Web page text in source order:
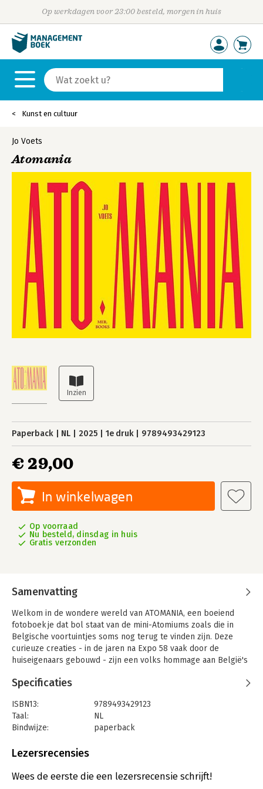
Op werkdagen voor 23:00 besteld, morgen in huis
Kunst en cultuur
Jo Voets
Atomania
Paperback NL 2025 1e druk 9789493429123
€ 29,00
In winkelwagen
Op voorraad
Nu besteld, dinsdag in huis
Gratis verzonden
Samenvatting
Welkom in de wondere wereld van ATOMANIA, een boeiend
fotoboekje dat bol staat van de mini-Atomiums zoals die in
Belgische voortuintjes soms nog terug te vinden zijn. Deze
curieuze creaties - in de jaren na Expo 58 vaak door de
huiseigenaars gebouwd - zijn een volks hommage aan België's
kamera ziet fotograaf Jo Voets een ultieme liefdesverklaring
kunstwerkje dat een alledaagse plek omtovert tot een
emotioneel, surrealistisch monument.
booklet that celebrates the charm of miniature Atomiums
structures, often crafted by amateurs in the years following
Specificaties
ISBN13:
9789493429123
Taal:
NL
Bindwijze:
paperback
Uitgever:
Verschijningsdatum:
13-5-2025
Lezersrecensies
Wees de eerste die een lezersrecensie schrijft!